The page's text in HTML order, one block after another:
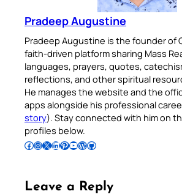
Pradeep Augustine
Pradeep Augustine is the founder of
faith-driven platform sharing Mass
languages, prayers, quotes,
reflections, and other spiritual
He manages the website and the
apps alongside his professional
story). Stay connected with him on
profiles below.
Follow Pradeep on Facebook Follow Pradeep on InstagramFollow Pradeep on X Follow Pradeep on LinkedIn Follow Pradeep on Pinterest Subscribe to Pradeep’s Youtube Channel Follow Pradeep on WordPress Follow Pradeep on GitHub
Leave a Reply